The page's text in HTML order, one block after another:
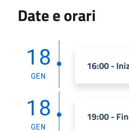
Date e orari
18
GEN
16:00 -
18
GEN
19:00 -